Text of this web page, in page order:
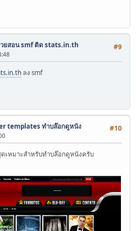
#9
ยสอน smf ติด stats.in.th
ลง smf
#10
templates ทำบล๊อกดูหนัง
เหมาะสำหรับทำบล๊อกดูหนังครับ